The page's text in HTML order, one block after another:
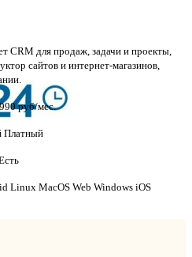
CRM для продаж, задачи и проекты,
сайтов и интернет-магазинов,
руб/мес.
Платный
Linux MacOS Web Windows iOS